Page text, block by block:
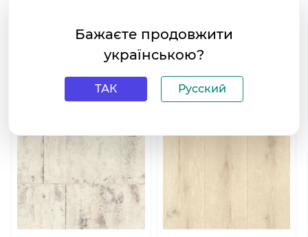
флізеліновій основі RASCH
Factory III 939903
флізеліновій основі RASCH
Factory III 445855
Бажаєте продовжити
українською?
ТАК Русский